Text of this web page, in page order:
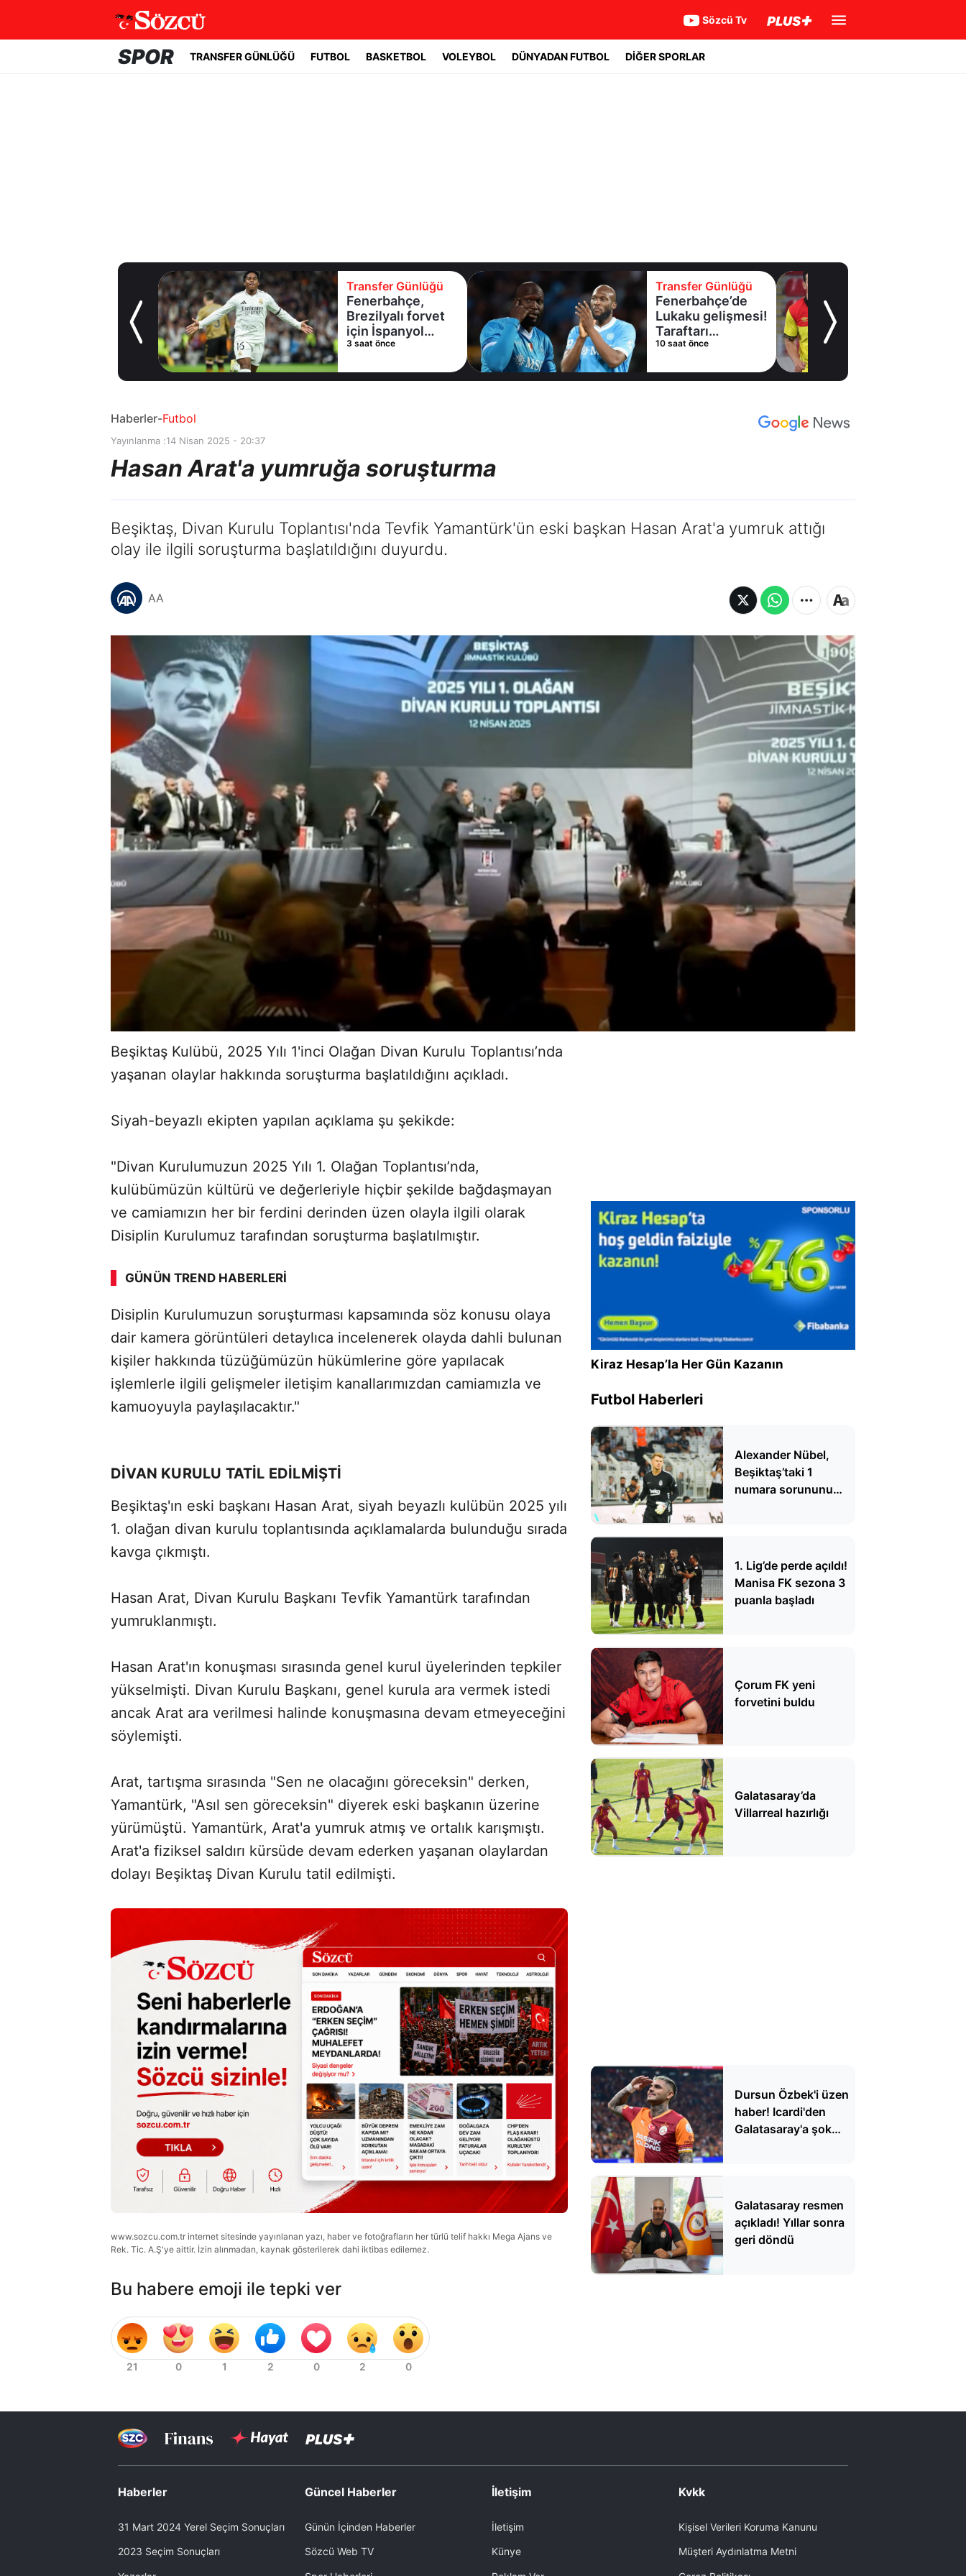
Sözcü Tv
SPOR TRANSFER GÜNLÜĞÜ FUTBOL BASKETBOL VOLEYBOL DÜNYADAN FUTBOL DİĞER SPORLAR
Transfer Günlüğü
Fenerbahçe,
Brezilyalı forvet
için İspanyol
deviyle masaya
3 saat önce
Transfer Günlüğü
Fenerbahçe’de
Lukaku gelişmesi!
Taraftarı
heyecanlandıran
10 saat önce
Haberler-Futbol
Yayınlanma :14 Nisan 2025 - 20:37
Hasan Arat'a yumruğa soruşturma
Beşiktaş, Divan Kurulu Toplantısı'nda Tevfik Yamantürk'ün eski başkan Hasan Arat'a yumruk attığı
olay ile ilgili soruşturma başlatıldığını duyurdu.
AA
Beşiktaş Kulübü, 2025 Yılı 1'inci Olağan Divan Kurulu Toplantısı’nda
yaşanan olaylar hakkında soruşturma başlatıldığını açıkladı.
Siyah-beyazlı ekipten yapılan açıklama şu şekikde:
"Divan Kurulumuzun 2025 Yılı 1. Olağan Toplantısı’nda,
kulübümüzün kültürü ve değerleriyle hiçbir şekilde bağdaşmayan
ve camiamızın her bir ferdini derinden üzen olayla ilgili olarak
Disiplin Kurulumuz tarafından soruşturma başlatılmıştır.
GÜNÜN TREND HABERLERI
00:02 / 08:15
Sesi Aç
Disiplin Kurulumuzun soruşturması kapsamında söz konusu olaya
dair kamera görüntüleri detaylıca incelenerek olayda dahli bulunan
kişiler hakkında tüzüğümüzün hükümlerine göre yapılacak
işlemlerle ilgili gelişmeler iletişim kanallarımızdan camiamızla ve
kamuoyuyla paylaşılacaktır."
DİVAN KURULU TATİL EDİLMİŞTİ
Beşiktaş'ın eski başkanı Hasan Arat, siyah beyazlı kulübün 2025 yılı
1. olağan divan kurulu toplantısında açıklamalarda bulunduğu sırada
kavga çıkmıştı.
Hasan Arat, Divan Kurulu Başkanı Tevfik Yamantürk tarafından
yumruklanmıştı.
Hasan Arat'ın konuşması sırasında genel kurul üyelerinden tepkiler
yükselmişti. Divan Kurulu Başkanı, genel kurula ara vermek istedi
ancak Arat ara verilmesi halinde konuşmasına devam etmeyeceğini
söylemişti.
Arat, tartışma sırasında "Sen ne olacağını göreceksin" derken,
Yamantürk, "Asıl sen göreceksin" diyerek eski başkanın üzerine
yürümüştü. Yamantürk, Arat'a yumruk atmış ve ortalık karışmıştı.
Arat'a fiziksel saldırı kürsüde devam ederken yaşanan olaylardan
dolayı Beşiktaş Divan Kurulu tatil edilmişti.
www.sozcu.com.tr internet sitesinde yayınlanan yazı, haber ve fotoğrafların her türlü telif hakkı Mega Ajans ve
Rek. Tic. A.Ş'ye aittir. İzin alınmadan, kaynak gösterilerek dahi iktibas edilemez.
Bu habere emoji ile tepki ver
Kiraz Hesap’la Her Gün Kazanın
Futbol Haberleri
Alexander Nübel,
Beşiktaş’taki 1
numara sorununu
teknolojisi
1. Lig’de perde açıldı!
Manisa FK sezona 3
puanla başladı
Çorum FK yeni
forvetini buldu
Galatasaray’da
Villarreal hazırlığı
Dursun Özbek'i üzen
haber! Icardi'den
Galatasaray'a şok
Galatasaray resmen
açıkladı! Yıllar sonra
geri döndü
Haberler
31 Mart 2024 Yerel Seçim Sonuçları
2023 Seçim Sonuçları
Güncel Haberler
Günün İçinden Haberler
Sözcü Web TV
İletişim
İletişim
Künye
Kvkk
Kişisel Verileri Koruma Kanunu
Müşteri Aydınlatma Metni